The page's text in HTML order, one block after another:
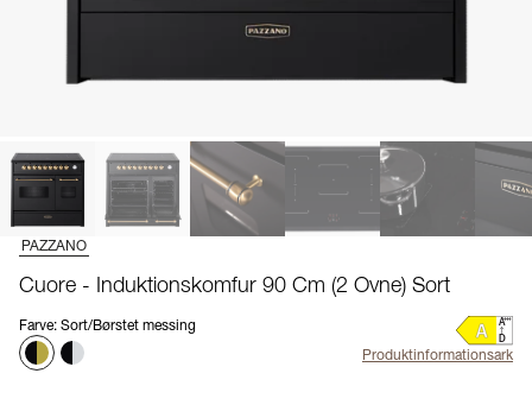
PAZZANO
Cuore - Induktionskomfur 90 Cm (2 Ovne) Sort
Farve: Sort/Børstet messing
Produktinformationsark